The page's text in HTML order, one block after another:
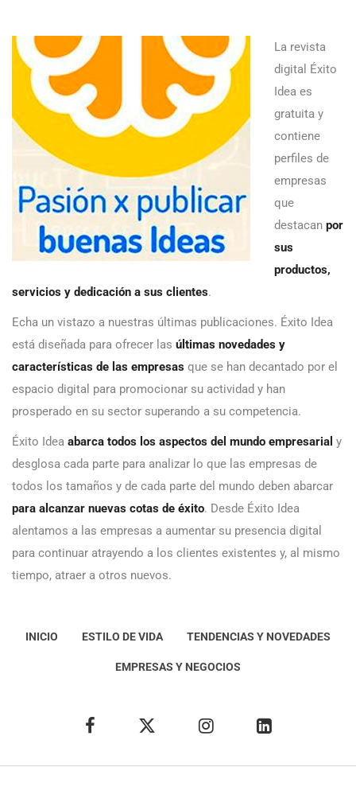
La revista
digital Éxito
Idea es
gratuita y
contiene
perfiles de
empresas
que
destacan por
sus
productos,
servicios y dedicación a sus clientes.
Echa un vistazo a nuestras últimas publicaciones. Éxito Idea
está diseñada para ofrecer las últimas novedades y
características de las empresas que se han decantado por el
espacio digital para promocionar su actividad y han
prosperado en su sector superando a su competencia.
Éxito Idea abarca todos los aspectos del mundo empresarial y
desglosa cada parte para analizar lo que las empresas de
todos los tamaños y de cada parte del mundo deben abarcar
para alcanzar nuevas cotas de éxito. Desde Éxito Idea
alentamos a las empresas a aumentar su presencia digital
para continuar atrayendo a los clientes existentes y, al mismo
tiempo, atraer a otros nuevos.
INICIO ESTILO DE VIDA TENDENCIAS Y NOVEDADES
EMPRESAS Y NEGOCIOS